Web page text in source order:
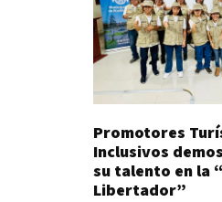
Promotores
Inclusivos
su talento en la
Libertador”